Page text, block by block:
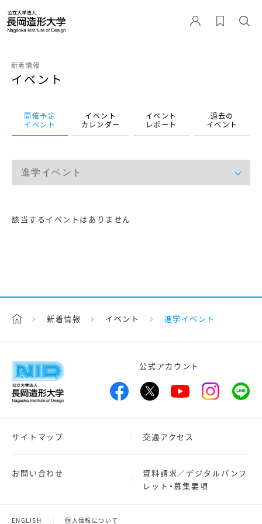
新着情報
イベント
開催予定
イベント
イベント
カレンダー
イベント
レポート
過去の
イベント
該当するイベントはありません
新着情報 イベント 進学イベント
公式アカウント
サイトマップ 交通アクセス
お問い合わせ
資料請求／デジタルパンフ
レット・募集要項
ENGLISH 個人情報について